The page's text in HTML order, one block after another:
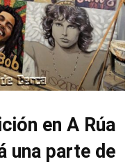
en A Rúa
una parte de